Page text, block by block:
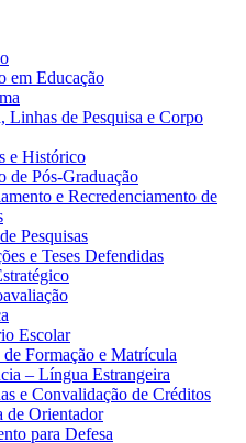
em Educação
Linhas de Pesquisa e Corpo
e Histórico
de Pós-Graduação
e Recredenciamento de
Pesquisas
e Teses Defendidas
Escolar
de Formação e Matrícula
– Língua Estrangeira
e Convalidação de Créditos
de Orientador
para Defesa